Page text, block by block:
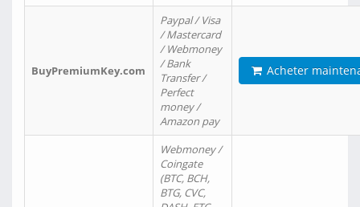
BuyPremiumKey.com
Paypal / Visa
/ Mastercard
/ Webmoney
/ Bank
Transfer /
Perfect
money /
Amazon pay
Acheter
Webmoney /
Coingate
(BTC, BCH,
BTG, CVC,